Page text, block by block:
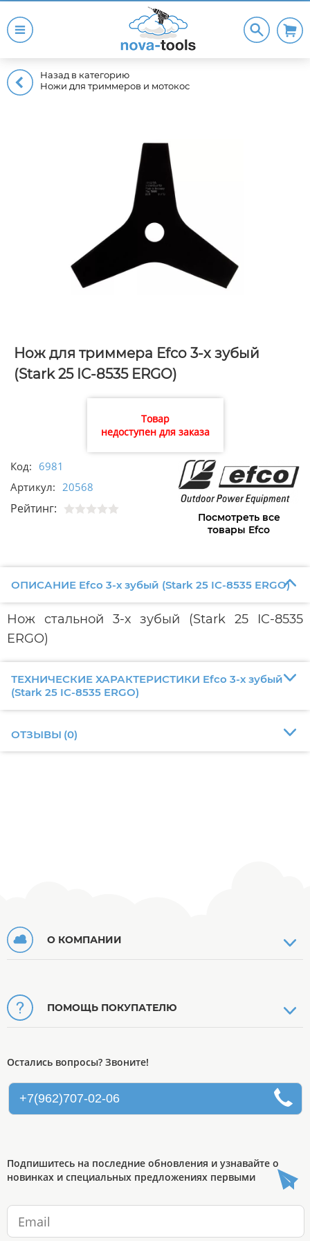
Назад в категорию
Ножи для триммеров и мотокос
Нож для триммера Efco 3-х зубый
(Stark 25 IC-8535 ERGO)
Товар
недоступен для заказа
Код: 6981
Артикул: 20568
Рейтинг:
Посмотреть все
товары Efco
ОПИСАНИЕ Efco 3-х зубый (Stark 25 IC-8535 ERGO)
Нож стальной 3-х зубый (Stark 25 IC-8535
ERGO)
ТЕХНИЧЕСКИЕ ХАРАКТЕРИСТИКИ Efco 3-х зубый
(Stark 25 IC-8535 ERGO)
ОТЗЫВЫ (0)
О КОМПАНИИ
ПОМОЩЬ ПОКУПАТЕЛЮ
Остались вопросы? Звоните!
+7(962)707-02-06
Подпишитесь на последние обновления и узнавайте о
новинках и специальных предложениях первыми